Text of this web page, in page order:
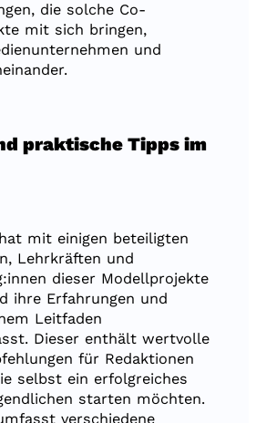
die solche Co-
mit sich bringen,
und
praktische Tipps im
mit einigen beteiligten
Lehrkräften und
dieser Modellprojekte
ihre Erfahrungen und
Leitfaden
Dieser enthält wertvolle
für Redaktionen
selbst ein erfolgreiches
starten möchten.
verschiedene